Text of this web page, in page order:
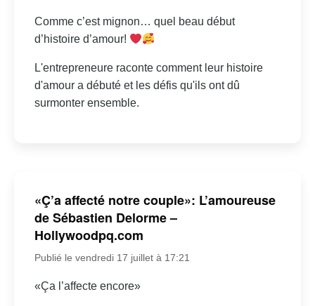
Comme c’est mignon… quel beau début
d’histoire d’amour!
L'entrepreneure raconte comment leur histoire
d'amour a débuté et les défis qu'ils ont dû
surmonter ensemble.
«Ç’a affecté notre couple»: L’amoureuse
de Sébastien Delorme –
Hollywoodpq.com
Publié le vendredi 17 juillet à 17:21
«Ça l’affecte encore»